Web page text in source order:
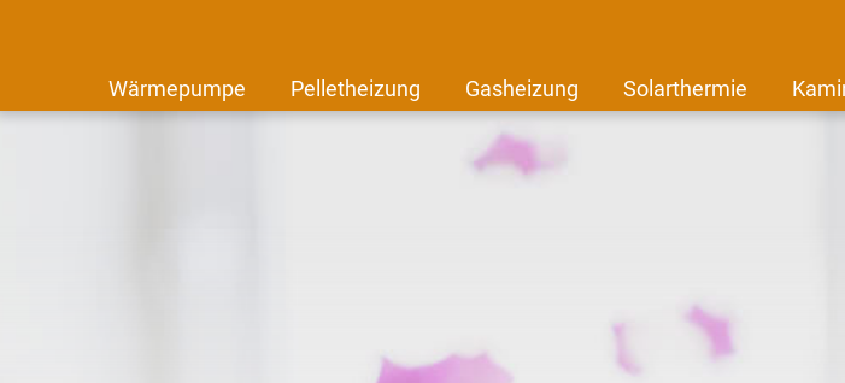
Wärmepumpe Pelletheizung Gasheizung Solarthermie